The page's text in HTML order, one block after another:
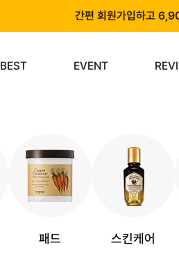
간편 회원가입하고
BEST EVENT
패드 스킨케어